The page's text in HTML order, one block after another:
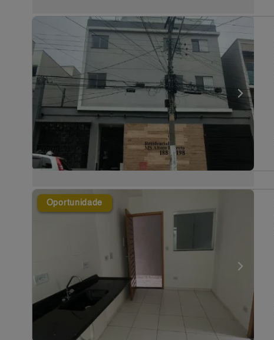
Oportunidade